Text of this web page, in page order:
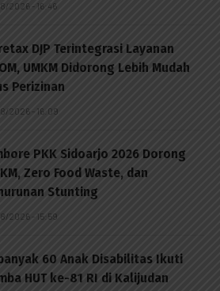
2026 - 16:46
DJP Terintegrasi Layanan
UMKM Didorong Lebih Mudah
Perizinan
2026 - 16:09
PKK Sidoarjo 2026 Dorong
Zero Food Waste, dan
Stunting
2026 - 15:59
60 Anak Disabilitas Ikuti
HUT ke-81 RI di Kalijudan